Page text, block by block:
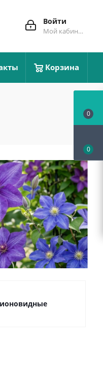
Войти
Мой кабинет
Корзина
0
0